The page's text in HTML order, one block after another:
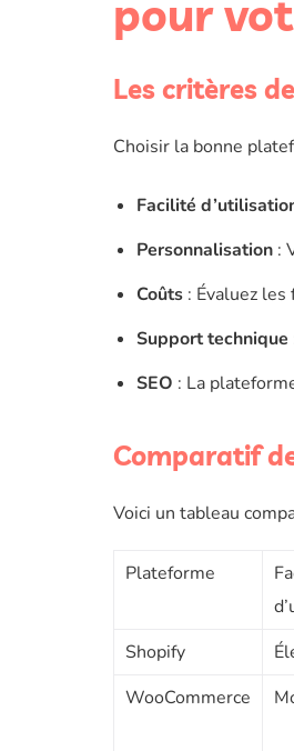
pour
Les critères
Choisir la bonne
Facilité
Personnalisation:
Coûts: Évaluez les
Support technique
SEO : La
Comparatif
Voici un tableau
Plateforme
Shopify
WooCommerce